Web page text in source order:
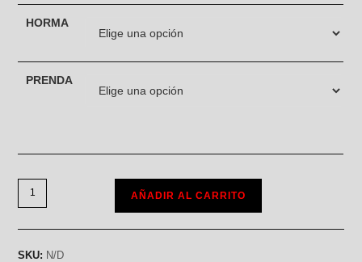
HORMA
PRENDA
AÑADIR AL CARRITO
SKU: N/D